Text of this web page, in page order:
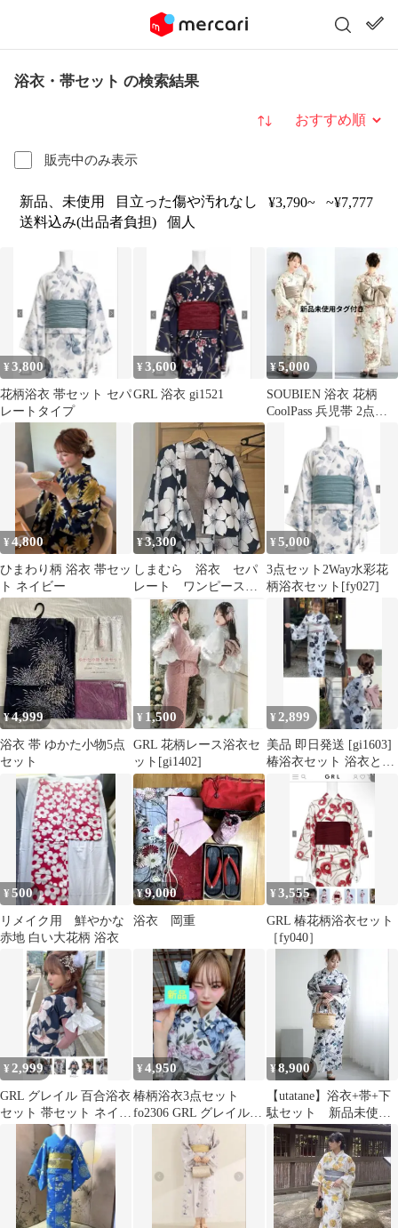
浴衣・帯セット の検索結果
販売中のみ表示
並び替え
新品、未使用 目立った傷や汚れなし ¥3,790~
~¥7,777
送料込み(出品者負担)
個人
¥3,800
花柄浴衣 帯セット セパ
レートタイプ
¥3,600
GRL 浴衣 gi1521
¥5,000
SOUBIEN 浴衣 花柄
CoolPass 兵児帯 2点セ
¥4,800
ひまわり柄 浴衣 帯セッ
ト ネイビー
¥3,300
しまむら 浴衣 セパ
レート ワンピース
ネイビー ピンク
¥5,000
3点セット2Way水彩花
柄浴衣セット[fy027]
¥4,999
浴衣 帯 ゆかた小物5点
セット
¥ 1,500
GRL 花柄レース浴衣セ
ット[gi1402]
¥2,899
美品 即日発送 [gi1603]
椿浴衣セット 浴衣と帯
セット（ピンク）
¥500
リメイク用 鮮やかな
赤地 白い大花柄 浴衣
¥9,000
浴衣 岡重
¥3,555
GRL 椿花柄浴衣セット
［fy040］
¥ 2,999
GRL グレイル 百合浴衣
セット 帯セット ネイビ
¥4,950
椿柄浴衣3点セット
fo2306 GRL グレイル
帯 浴衣 新品 未開封
¥8,900
【utatane】浴衣+帯+下
駄セット 新品未使用
品 国内染色